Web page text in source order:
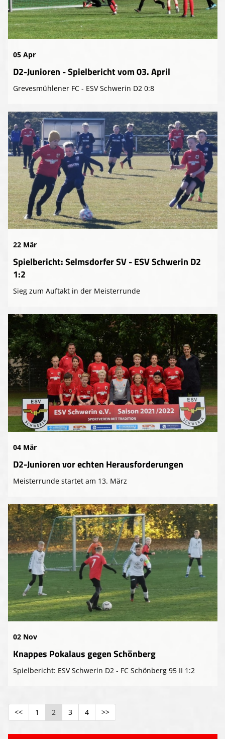
05 Apr
D2-Junioren - Spielbericht vom 03. April
Grevesmühlener FC - ESV Schwerin D2 0:8
22 Mär
Spielbericht: Selmsdorfer SV - ESV Schwerin D2
1:2
Sieg zum Auftakt in der Meisterrunde
04 Mär
D2-Junioren vor echten Herausforderungen
Meisterrunde startet am 13. März
02 Nov
Knappes Pokalaus gegen Schönberg
Spielbericht: ESV Schwerin D2 - FC Schönberg 95 II 1:2
<< 1 2 3 4 >>